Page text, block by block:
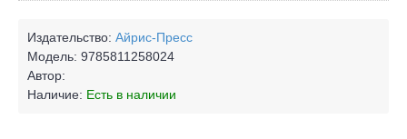
Издательство: Айрис-Пресс
Модель: 9785811258024
Автор:
Наличие: Есть в наличии